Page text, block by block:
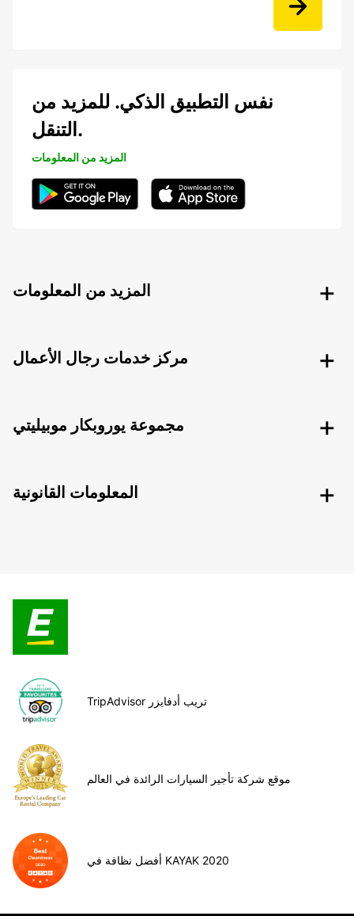
نفس التطبيق الذكي. للمزيد من
التنقل.
المزيد من المعلومات
المزيد من المعلومات
مركز خدمات رجال الأعمال
مجموعة يوروبكار موبيليتي
المعلومات القانونية
TripAdvisor تريب أدفايزر
موقع شركة تأجير السيارات الرائدة في العالم
أفضل نظافة في KAYAK 2020